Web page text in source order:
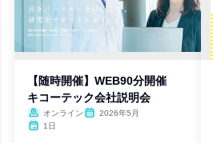
【随時開催】WEB90分開催
キコーテック会社説明会
オンライン
2026年5月
1日